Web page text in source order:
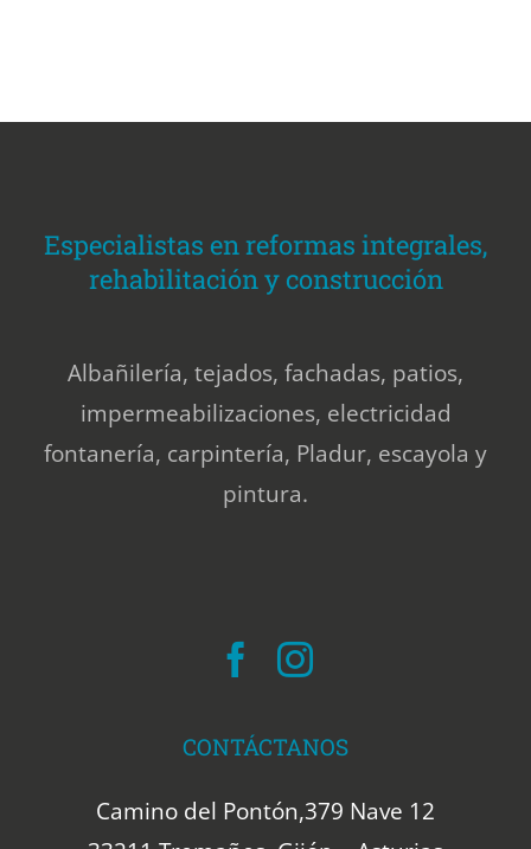
Especialistas en reformas integrales,
rehabilitación y construcción
Albañilería, tejados, fachadas, patios,
impermeabilizaciones, electricidad
fontanería, carpintería, Pladur, escayola y
pintura.
CONTÁCTANOS
Camino del Pontón,379 Nave 12